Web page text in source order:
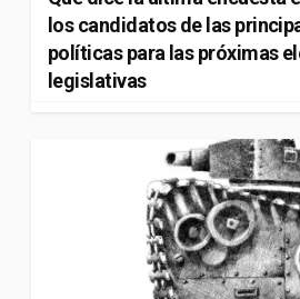
los candidatos de las
políticas para las próximas
legislativas